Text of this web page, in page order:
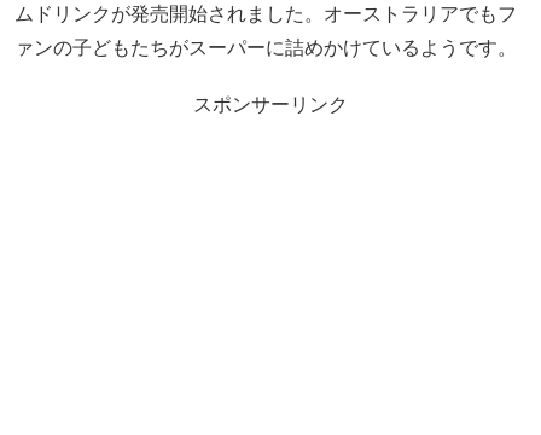
ムドリンクが発売開始されました。オーストラリアでもフ
ァンの子どもたちがスーパーに詰めかけているようです。
スポンサーリンク